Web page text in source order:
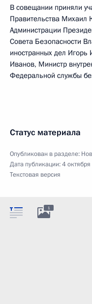
В совещании приняли
Правительства Михаил
Администрации
Совета Безопасности
иностранных дел
Иванов, Министр
Федеральной службы
Статус материала
Опубликован в разделе:
Дата публикации:4
Текстовая версия
1